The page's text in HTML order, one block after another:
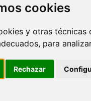
cookies
y otras
para
Rechazar
- guía-de-isora
de-mar
alarcón